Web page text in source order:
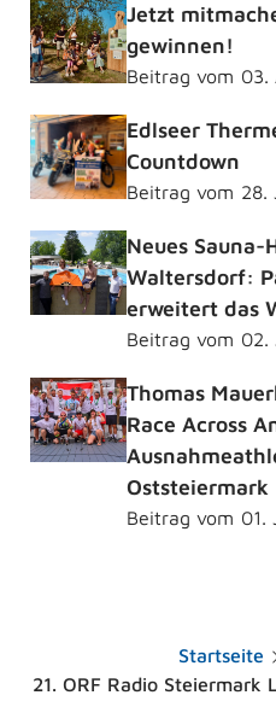
Jetzt
gewinnen!
Beitrag vom 03.
Edlseer
Countdown
Beitrag vom 28.
Neues
Waltersdorf:
erweitert das
Beitrag vom 02.
Thomas
Race Across
Oststeiermark
Beitrag vom 01.
Startseite
21. ORF Radio Steiermark